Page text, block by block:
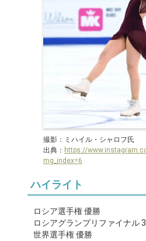
撮影：ミハイル・シャロフ氏
出典： https://
mg_index=6
ハイライト
ロシア選手権 優勝
ロシアグランプリファイナル
世界選手権 優勝